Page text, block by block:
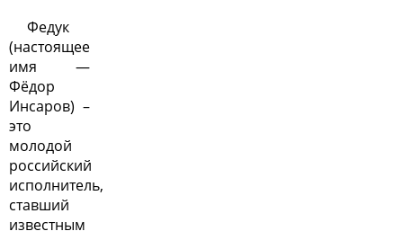
Федук
(настоящее
имя —
Фёдор
Инсаров) –
это
молодой
российский
исполнитель,
ставший
известным